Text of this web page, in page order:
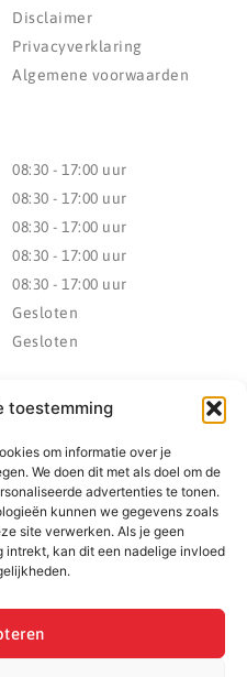
toestemming
om informatie over je
We doen dit met als doel om de
advertenties te tonen.
kunnen we gegevens zoals
site verwerken. Als je geen
intrekt, kan dit een nadelige invloed
Disclaimer
Privacyverklaring
Algemene voorwaarden
08:30 - 17:00 uur
08:30 - 17:00 uur
08:30 - 17:00 uur
08:30 - 17:00 uur
08:30 - 17:00 uur
Gesloten
Gesloten
Gemeente De Wolden
Zwolle
Heerenveen
Kampen
Emmeloord